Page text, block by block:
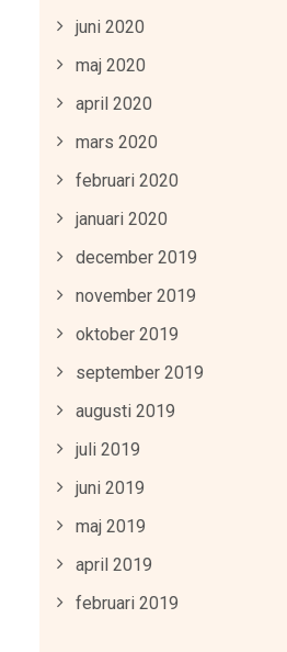
juni 2020
maj 2020
april 2020
mars 2020
februari 2020
januari 2020
december 2019
november 2019
oktober 2019
september 2019
augusti 2019
juli 2019
juni 2019
maj 2019
april 2019
februari 2019